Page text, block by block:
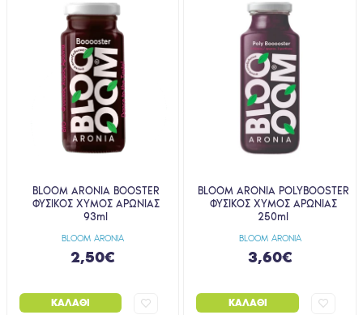
BLOOM ARONIA
BLOOM ARONIA BOOSTER
ΦΥΣΙΚΟΣ ΧΥΜΟΣ ΑΡΩΝΙΑΣ
93ml
2,50€
ΚΑΛΆΘΙ
BLOOM ARONIA
BLOOM ARONIA POLYBOOSTER
ΦΥΣΙΚΟΣ ΧΥΜΟΣ ΑΡΩΝΙΑΣ
250ml
3,60€
ΚΑΛΆΘΙ